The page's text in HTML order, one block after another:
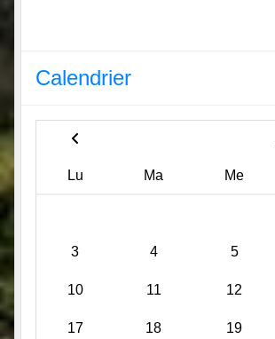
Calendrier
Lu Ma Me
3 4 5
10 11 12
17 18 19